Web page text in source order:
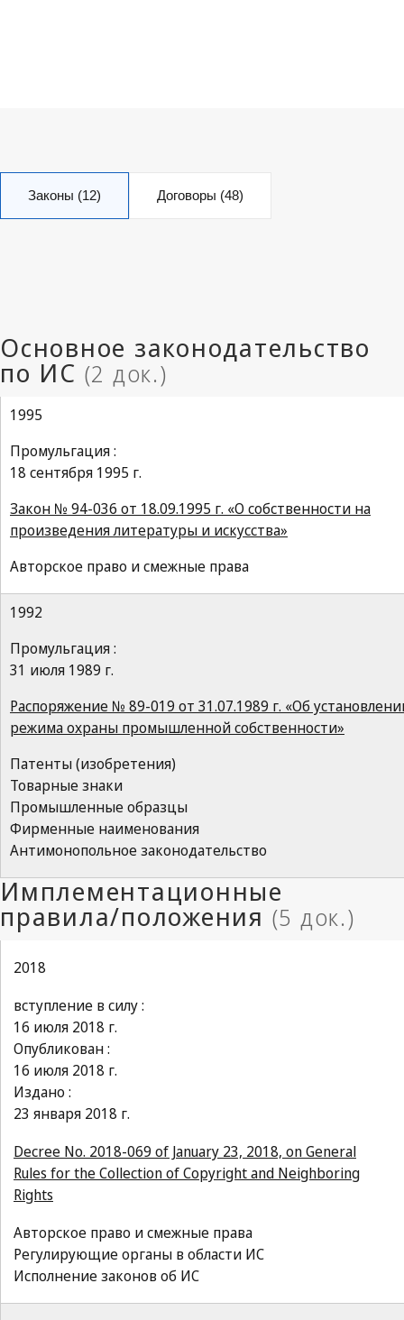
Законы (12) Договоры (48)
1995
Промульгация :
18 сентября 1995 г.
Закон № 94-036 от 18.09.1995 г. «О собственности на
произведения литературы и искусства»
Авторское право и смежные права
1992
Промульгация :
31 июля 1989 г.
Распоряжение № 89-019 от 31.07.1989 г. «Об
режима охраны промышленной собственности»
Патенты (изобретения)
Товарные знаки
Промышленные образцы
Фирменные наименования
Антимонопольное законодательство
2018
вступление в силу :
16 июля 2018 г.
Опубликован :
16 июля 2018 г.
Издано :
23 января 2018 г.
Decree No. 2018-069 of January 23, 2018, on General
Rules for the Collection of Copyright and Neighboring
Rights
Авторское право и смежные права
Регулирующие органы в области ИС
Исполнение законов об ИС